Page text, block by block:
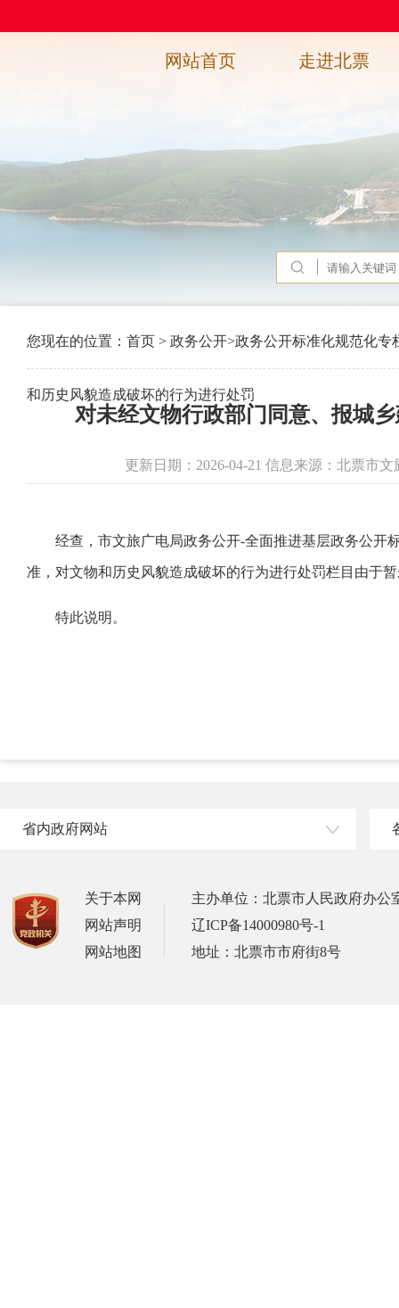
网站首页 走进北票
您现在的位置： 首页 > 政务公开>政务公开标准化规范化专
和历史风貌造成破坏的行为进行处罚
对未经文物行政部门同意、报城
更新日期：2026-04-21 信息来源：北票市
经查，市文旅广电局政务公开-全面推进基层政务公开
准，对文物和历史风貌造成破坏的行为进行处罚栏目由于
特此说明。
省内政府网站
关于本网
网站声明
网站地图
主办单位：北票市人民政府办公
辽ICP备14000980号-1
地址：北票市市府街8号